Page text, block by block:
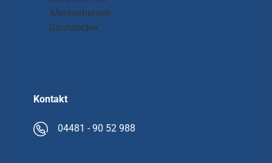
Kontakt
04481 - 90 52 988